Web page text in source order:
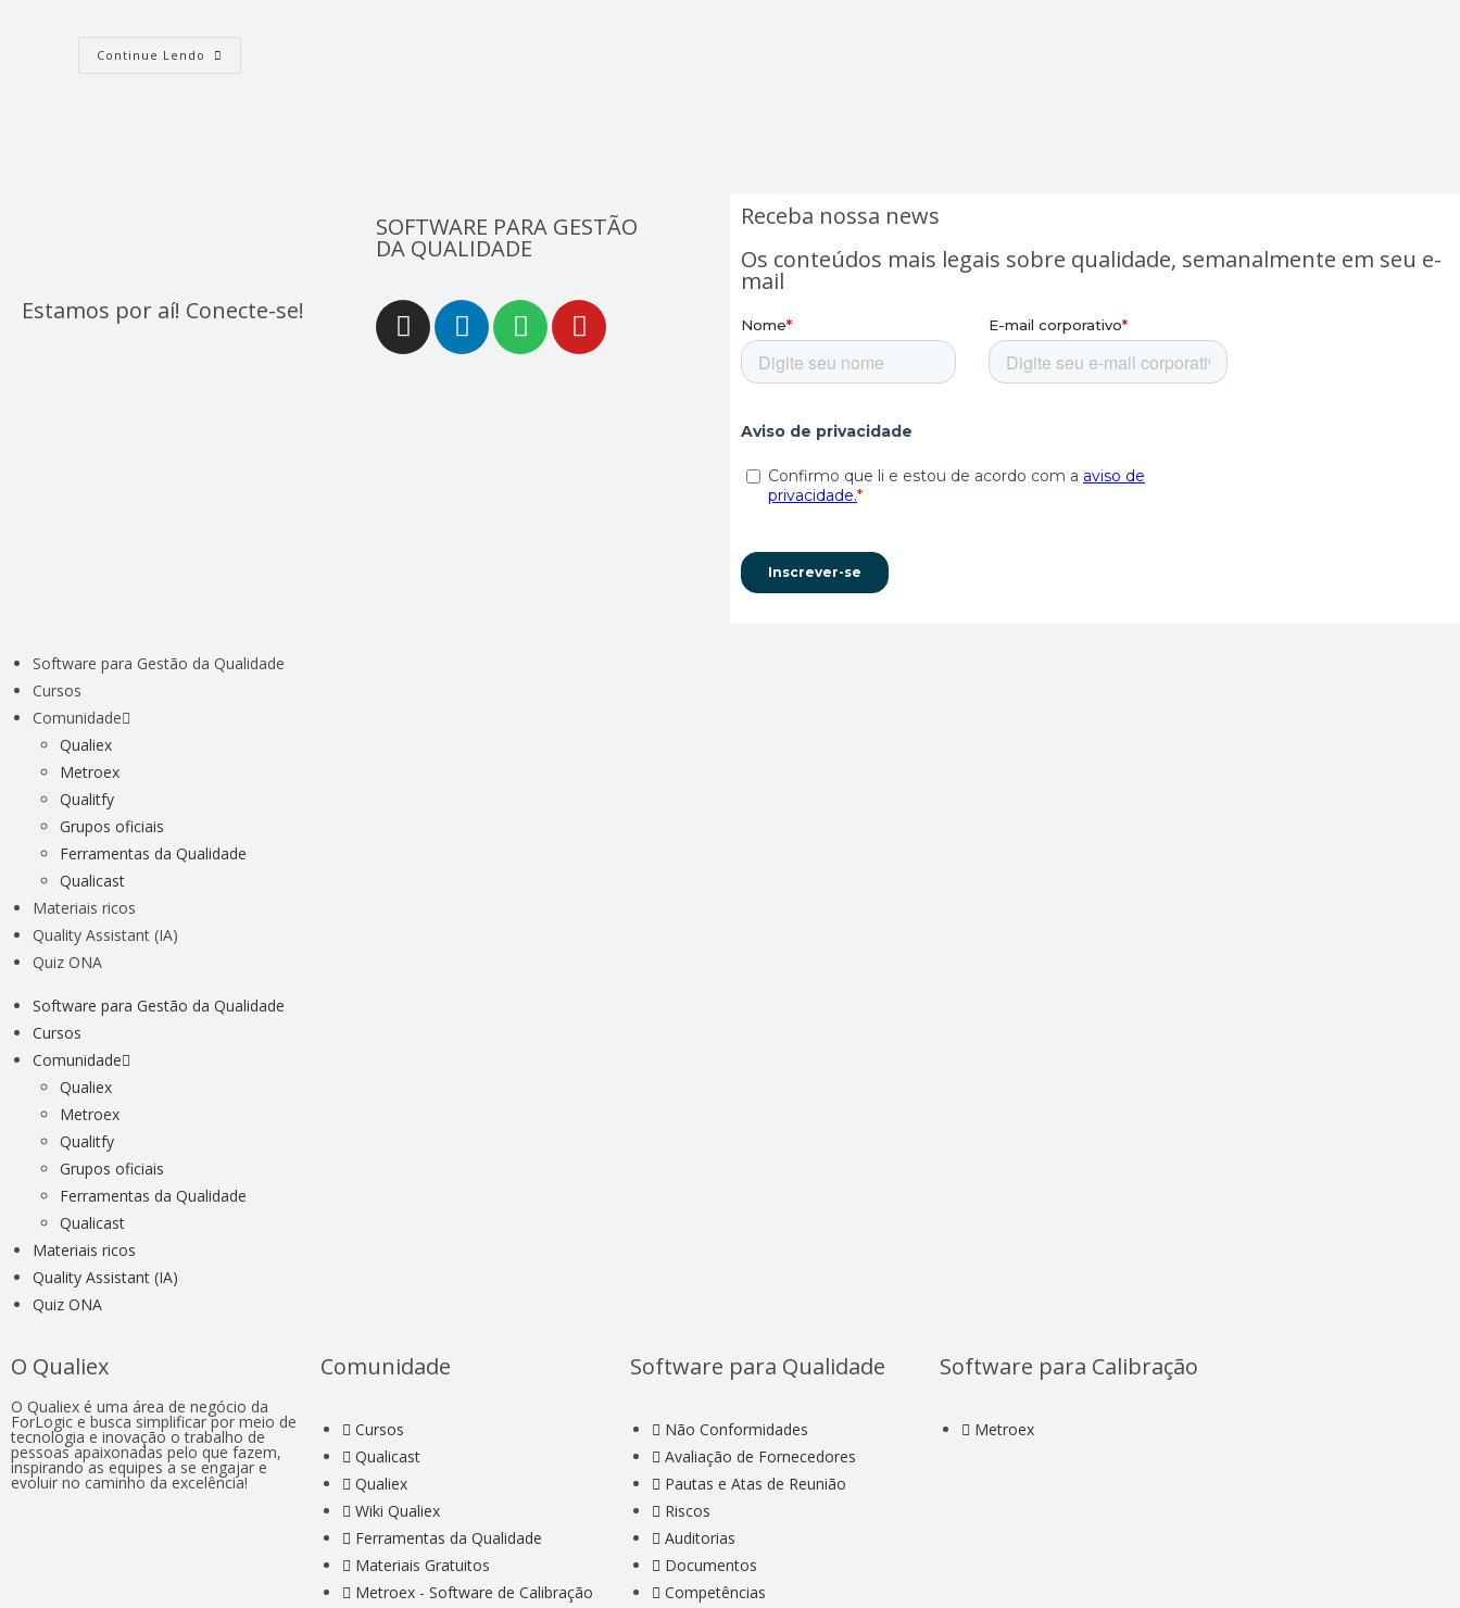
Continue Lendo
SOFTWARE PARA GESTÃO
DA QUALIDADE
Estamos por aí! Conecte-se!
Receba nossa news
Os conteúdos mais legais sobre qualidade, semanalmente em seu e-
mail
Software para Gestão da Qualidade
Cursos
Comunidade
Qualiex
Metroex
Qualitfy
Grupos oficiais
Ferramentas da Qualidade
Qualicast
Materiais ricos
Quality Assistant (IA)
Quiz ONA
Software para Gestão da Qualidade
Cursos
Comunidade
Qualiex
Metroex
Qualitfy
Grupos oficiais
Ferramentas da Qualidade
Qualicast
Materiais ricos
Quality Assistant (IA)
Quiz ONA
O Qualiex
O Qualiex é uma área de negócio da
ForLogic e busca simplificar por meio de
tecnologia e inovação o trabalho de
pessoas apaixonadas pelo que fazem,
inspirando as equipes a se engajar e
evoluir no caminho da excelência!
Comunidade
Cursos
Qualicast
Qualiex
Wiki Qualiex
Ferramentas da Qualidade
Materiais Gratuitos
Metroex - Software de Calibração
Software para Qualidade
Não Conformidades
Avaliação de Fornecedores
Pautas e Atas de Reunião
Riscos
Auditorias
Documentos
Competências
Software para Calibração
Metroex